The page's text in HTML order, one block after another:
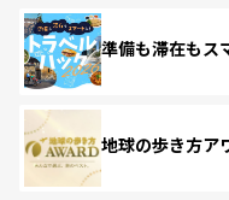
準備も滞在も
地球の歩き方ア